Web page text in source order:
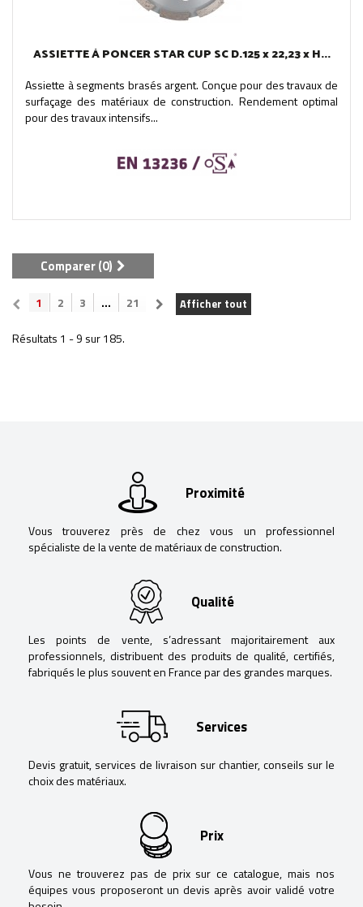
ASSIETTE À PONCER STAR CUP SC D.125 x 22,23 x H...
Assiette à segments brasés argent. Conçue pour des travaux de
surfaçage des matériaux de construction. Rendement optimal
pour des travaux intensifs...
Comparer (0)
Afficher tout
1 2 3 ... 21
Résultats 1 - 9 sur 185.
Proximité
Vous trouverez près de chez vous un professionnel
spécialiste de la vente de matériaux de construction.
Qualité
Les points de vente, s’adressant majoritairement aux
professionnels, distribuent des produits de qualité, certifiés,
fabriqués le plus souvent en France par des grandes marques.
Services
Devis gratuit, services de livraison sur chantier, conseils sur le
choix des matériaux.
Prix
Vous ne trouverez pas de prix sur ce catalogue, mais nos
équipes vous proposeront un devis après avoir validé votre